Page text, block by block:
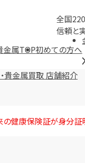
全国
信頼と
金属TOP初めての方へ
貴金属買取 店舗紹介
健康保険証が身分証